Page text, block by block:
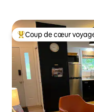
Coups de cœur
Coup de cœur